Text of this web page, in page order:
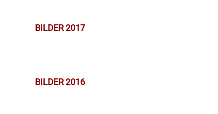
BILDER 2017
BILDER 2016